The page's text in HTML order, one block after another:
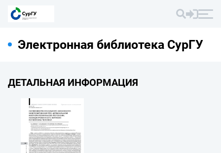
Электронная библиотека СурГУ
ДЕТАЛЬНАЯ ИНФОРМАЦИЯ